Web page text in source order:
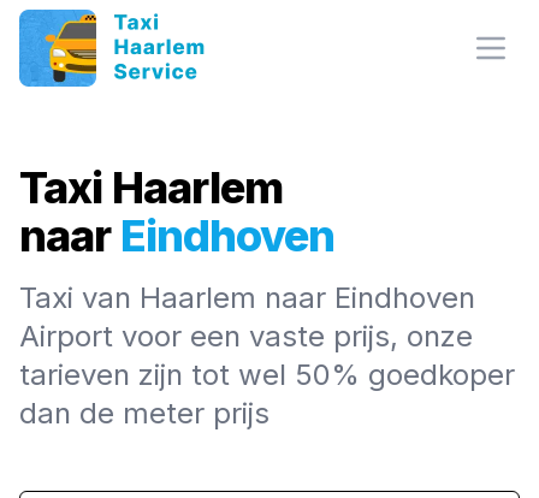
Taxi Haarlem
naar Eindhoven
Taxi van Haarlem naar Eindhoven
Airport voor een vaste prijs, onze
tarieven zijn tot wel 50% goedkoper
dan de meter prijs